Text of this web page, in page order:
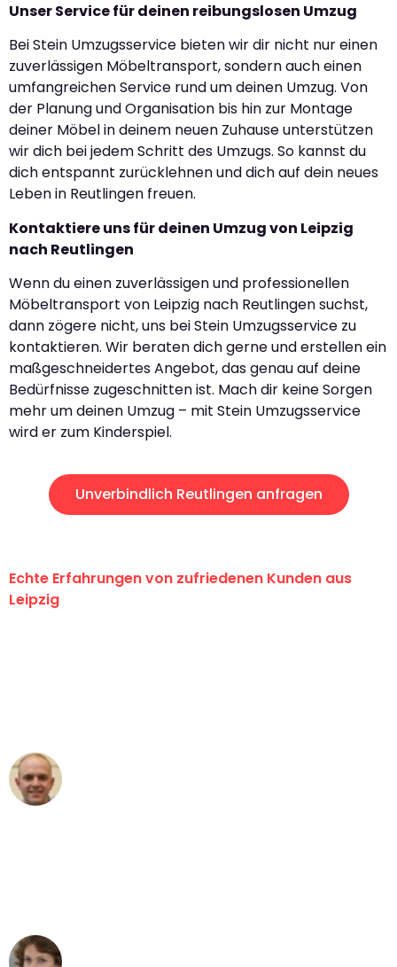
Unser Service für deinen reibungslosen Umzug
Bei Stein Umzugsservice bieten wir dir nicht nur einen
zuverlässigen Möbeltransport, sondern auch einen
umfangreichen Service rund um deinen Umzug. Von
der Planung und Organisation bis hin zur Montage
deiner Möbel in deinem neuen Zuhause unterstützen
wir dich bei jedem Schritt des Umzugs. So kannst du
dich entspannt zurücklehnen und dich auf dein neues
Leben in Reutlingen freuen.
Kontaktiere uns für deinen Umzug von Leipzig
nach Reutlingen
Wenn du einen zuverlässigen und professionellen
Möbeltransport von Leipzig nach Reutlingen suchst,
dann zögere nicht, uns bei Stein Umzugsservice zu
kontaktieren. Wir beraten dich gerne und erstellen ein
maßgeschneidertes Angebot, das genau auf deine
Bedürfnisse zugeschnitten ist. Mach dir keine Sorgen
mehr um deinen Umzug – mit Stein Umzugsservice
wird er zum Kinderspiel.
Unverbindlich Reutlingen anfragen
Echte Erfahrungen von zufriedenen Kunden aus
Leipzig